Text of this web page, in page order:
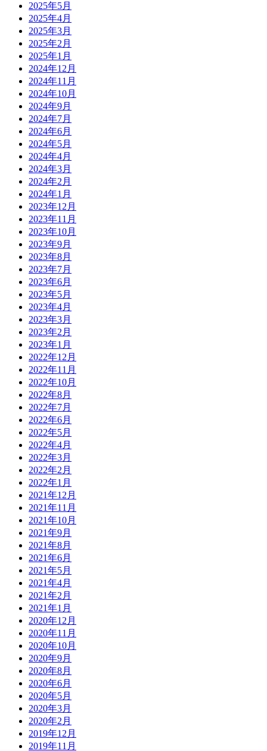
2025年5月
2025年4月
2025年3月
2025年2月
2025年1月
2024年12月
2024年11月
2024年10月
2024年9月
2024年7月
2024年6月
2024年5月
2024年4月
2024年3月
2024年2月
2024年1月
2023年12月
2023年11月
2023年10月
2023年9月
2023年8月
2023年7月
2023年6月
2023年5月
2023年4月
2023年3月
2023年2月
2023年1月
2022年12月
2022年11月
2022年10月
2022年8月
2022年7月
2022年6月
2022年5月
2022年4月
2022年3月
2022年2月
2022年1月
2021年12月
2021年11月
2021年10月
2021年9月
2021年8月
2021年6月
2021年5月
2021年4月
2021年2月
2021年1月
2020年12月
2020年11月
2020年10月
2020年9月
2020年8月
2020年6月
2020年5月
2020年3月
2020年2月
2019年12月
2019年11月